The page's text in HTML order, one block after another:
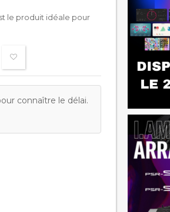
le produit idéale pour
connaître le délai.